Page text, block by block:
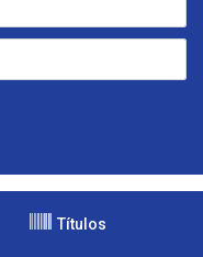
Títulos